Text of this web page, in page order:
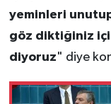
yeminleri
göz diktiğiniz
diyoruz" diye